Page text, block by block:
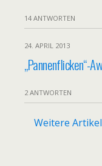
14 ANTWORTEN
24. APRIL 2013
„Pannenflicken“-
2 ANTWORTEN
Weitere